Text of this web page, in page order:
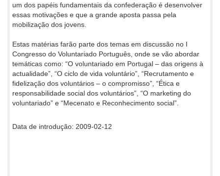
um dos papéis fundamentais da confederação é desenvolver
essas motivações e que a grande aposta passa pela
mobilização dos jovens.
Estas matérias farão parte dos temas em discussão no I
Congresso do Voluntariado Português, onde se vão abordar
temáticas como: “O voluntariado em Portugal – das origens à
actualidade”, “O ciclo de vida voluntário”, “Recrutamento e
fidelização dos voluntários – o compromisso”, “Ética e
responsabilidade social dos voluntários”, “O marketing do
voluntariado” e “Mecenato e Reconhecimento social”.
Data de introdução: 2009-02-12